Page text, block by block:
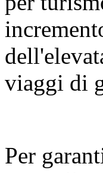
viaggi di
Per